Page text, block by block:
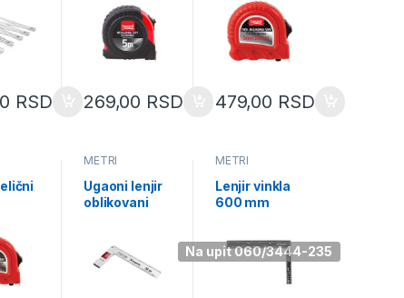
RSD 269,00 RSD 479,00 RSD
METRI
Ugaoni lenjir
oblikovani
Na upit 060/3444-235
METRI
Lenjir vinkla
600 mm